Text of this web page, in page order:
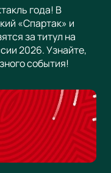
года! В
«Спартак» и
за титул на
2026. Узнайте,
события!